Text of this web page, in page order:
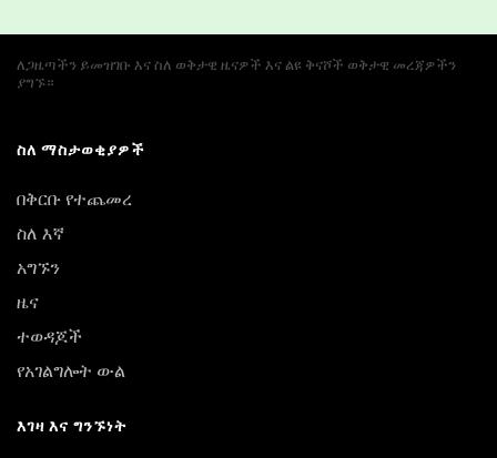
ለጋዜጣችን ይመዝገቡ እና ስለ ወቅታዊ ዜናዎች እና ልዩ ቅናሾች ወቅታዊ መረጃዎችን
ያግኙ።
ስለ ማስታወቂያዎች
በቅርቡ የተጨመረ
ስለ እኛ
አግኙን
ዜና
ተወዳጆች
የአገልግሎት ውል
እገዛ እና ግንኙነት